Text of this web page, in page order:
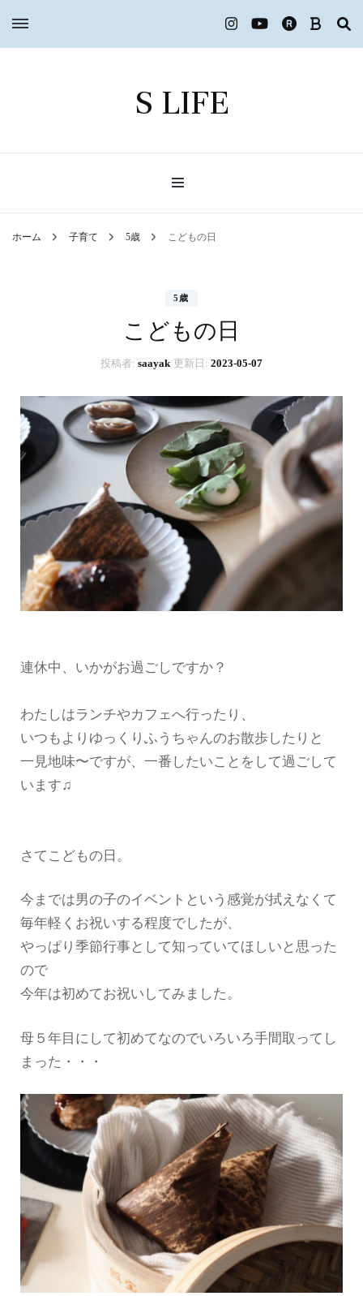
S LIFE
ホーム 子育て 5歳 こどもの日
5歳
こどもの日
投稿者: saayak 更新日: 2023-05-07
連休中、いかがお過ごしですか？
わたしはランチやカフェへ行ったり、
いつもよりゆっくりふうちゃんのお散歩したりと
一見地味〜ですが、一番したいことをして過ごして
います♫
さてこどもの日。
今までは男の子のイベントという感覚が拭えなくて
毎年軽くお祝いする程度でしたが、
やっぱり季節行事として知っていてほしいと思った
ので
今年は初めてお祝いしてみました。
母５年目にして初めてなのでいろいろ手間取ってし
まった・・・